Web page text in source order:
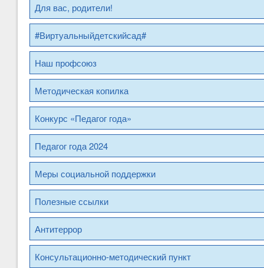
Для вас, родители!
#Виртуальныйдетскийсад#
Наш профсоюз
Методическая копилка
Конкурс «Педагог года»
Педагог года 2024
Меры социальной поддержки
Полезные ссылки
Антитеррор
Консультационно-методический пункт